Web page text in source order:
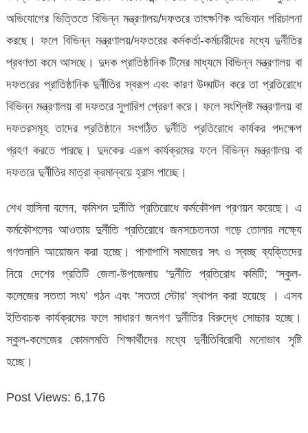
অভিযোগের ভিত্তিতে বিভিন্ন মন্ত্রণালয়/দফতরে তাৎক্ষণিক অভিযান পরিচালনা
করছে। ফলে বিভিন্ন মন্ত্রণালয়/দফতরের কর্মকর্তা-কর্মচারীদের মধ্যে দুর্নীতির
প্রবণতা কমে আসছে। দুদক প্রাতিষ্ঠানিক টিমের মাধ্যমে বিভিন্ন মন্ত্রণালয় বা
দফতরের প্রাতিষ্ঠানিক দুর্নীতির স্বরূপ এবং কারণ উদ্ঘাটন করে তা প্রতিরোধে
বিভিন্ন মন্ত্রণালয় বা দফতরে সুপারিশ প্রেরণ করে। ফলে সংশ্লিষ্ট মন্ত্রণালয় বা
দফতরসমূহ তাদের প্রতিষ্ঠানে সংগঠিত দুর্নীতি প্রতিরোধে কার্যকর পদক্ষেপ
গ্রহণ করতে পারছে। দুদকের এরূপ কার্যক্রমের ফলে বিভিন্ন মন্ত্রণালয় বা
দফতরে দুর্নীতির মাত্রা ক্রমান্বয়ে হ্রাস পাচ্ছে।
শেখ হাসিনা বলেন, কমিশন দুর্নীতি প্রতিরোধে কর্মকৌশল প্রণয়ন করেছে। এ
কর্মকৌশলের আওতায় দুর্নীতি প্রতিরোধে জনসচেতনতা গড়ে তোলার লক্ষ্যে
গণশুনানি আয়োজন করা হচ্ছে। পাশাপাশি সমাজের সৎ ও স্বচ্ছ ব্যক্তিদের
নিয়ে দেশের প্রতিটি জেলা-উপজেলায় ‘দুর্নীতি প্রতিরোধ কমিটি; ‘স্কুল-
কলেজের সততা সংঘ’ গঠন এবং ‘সততা স্টোর’ স্থাপন করা হয়েছে । এসব
ইতিবাচক কার্যক্রমের ফলে সাধারণ জনগণ দুর্নীতির বিরুদ্ধে সোচ্চার হচ্ছে।
স্কুল-কলেজের কোমলমতি শিক্ষার্থীদের মধ্যে দুর্নীতিবিরোধী মনোভাব সৃষ্টি
হচ্ছে।
Post Views: 6,176